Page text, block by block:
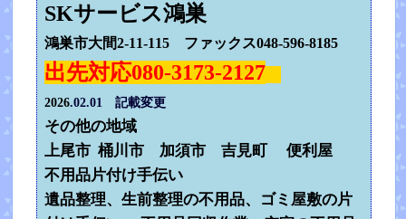
SKサービス鴻巣
鴻巣市大間2-11-115 ファックス048-596-8185
出先対応080-3173-2127
2026.02.01 記載変更
その他の地域
上尾市 桶川市 加須市 吉見町 便利屋
不用品片付け手伝い
遺品整理、生前整理の不用品、ゴミ屋敷の片